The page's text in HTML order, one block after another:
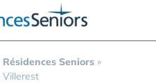
Seniors »
Villerest